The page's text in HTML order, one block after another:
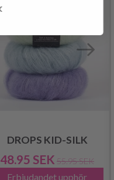
DROPS KID-SILK
48.95 SEK 55.95 SEK
Erbjudandet upphör